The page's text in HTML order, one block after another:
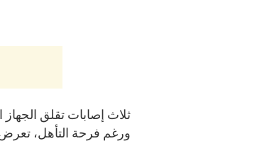
ثلاث إصابات تقلق الجهاز
ورغم فرحة التأهل،